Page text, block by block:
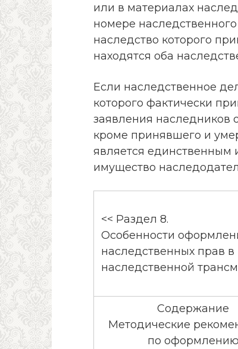
или в материалах
номере
наследство которого
находятся оба
Если наследственное
которого фактически
заявления наследников
кроме принявшего и
является единственным
имущество
<< Раздел 8.
Особенности
наследственных прав в
наследственной
Содержание
Методические
по оформлению